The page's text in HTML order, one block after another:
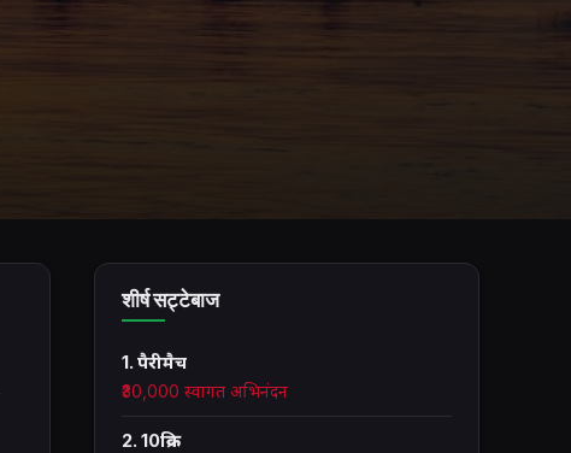
शीर्ष सट्टेबाज
1. पैरीमैच
₹30,000 स्वागत अभिनंदन
2. 10क्रिक